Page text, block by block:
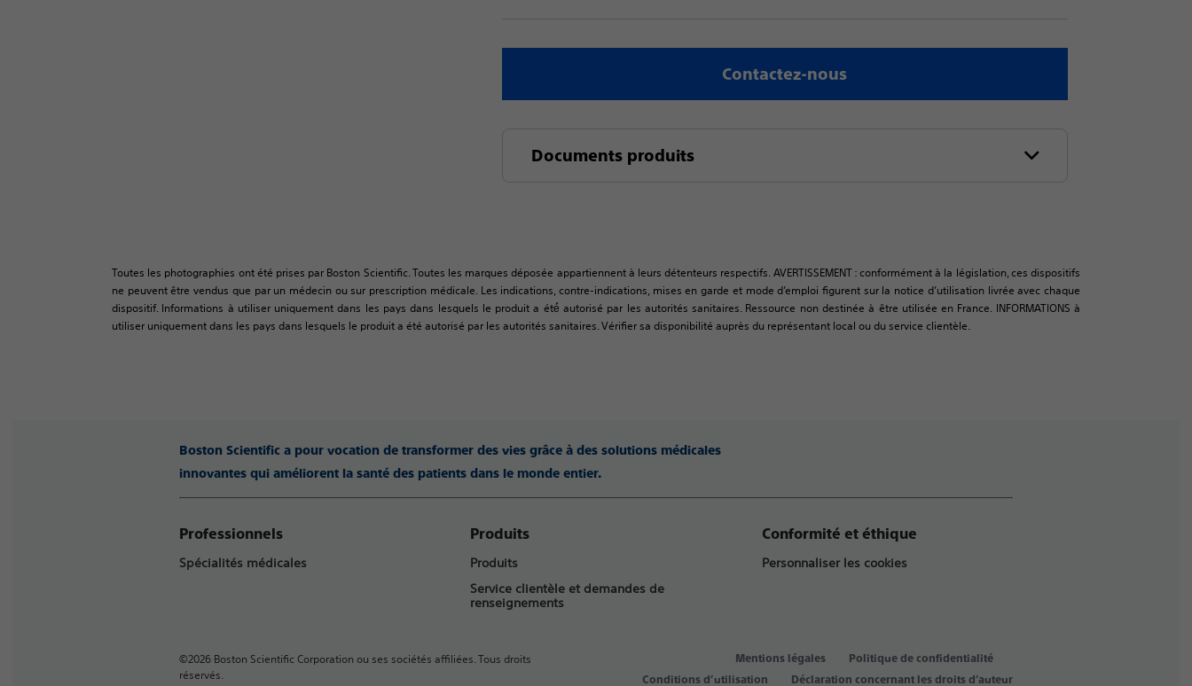
Contactez-nous
Documents produits
Toutes les photographies ont été prises par Boston Scientific. Toutes les marques déposée appartiennent à leurs détenteurs respectifs. AVERTISSEMENT : conformément à la législation, ces dispositifs
ne peuvent être vendus que par un médecin ou sur prescription médicale. Les indications, contre-indications, mises en garde et mode d’emploi figurent sur la notice d’utilisation livrée avec chaque
dispositif. Informations à utiliser uniquement dans les pays dans lesquels le produit a été́ autorisé par les autorités sanitaires. Ressource non destinée à être utilisée en France. INFORMATIONS à
utiliser uniquement dans les pays dans lesquels le produit a été autorisé par les autorités sanitaires. Vérifier sa disponibilité auprès du représentant local ou du service clientèle.
Boston Scientific a pour vocation de transformer des vies grâce à des solutions médicales
innovantes qui améliorent la santé des patients dans le monde entier.
Professionnels
Spécialités médicales
Produits
Produits
Service clientèle et demandes de
renseignements
Conformité et éthique
Personnaliser les cookies
©2026 Boston Scientific Corporation ou ses sociétés affiliées. Tous droits
réservés.
Mentions légales
Politique de confidentialité
Conditions d’utilisation
Déclaration concernant les droits d’auteur